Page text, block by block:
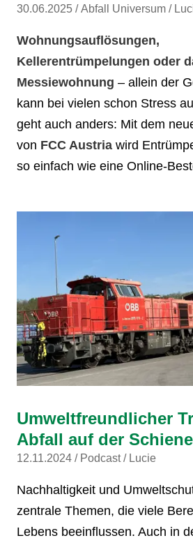
30.06.2025 Abfall Universum
Wohnungsauflösungen,
Kellerentrümpelungen oder
Messiewohnung – allein der
kann bei vielen schon Stress
geht auch anders: Mit dem
von FCC Austria wird
so einfach wie eine Online-
Umweltfreundlicher
Abfall auf der Schiene
12.11.2024 Podcast Lucie
Nachhaltigkeit und
zentrale Themen, die viele
Lebens beeinflussen. Auch in